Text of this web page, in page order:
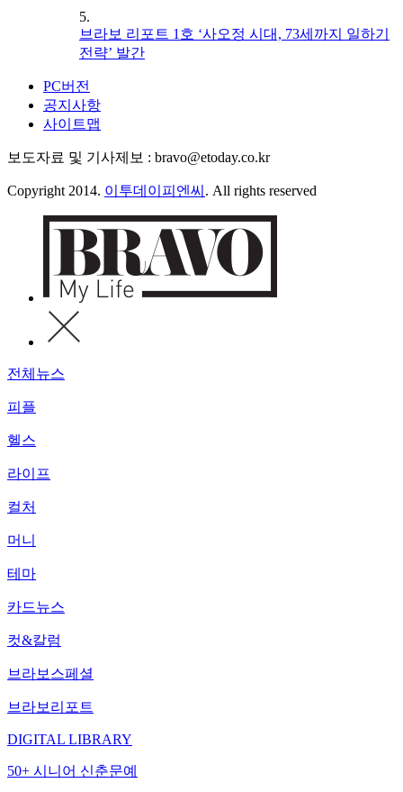
5.
브라보 리포트 1호 ‘사오정 시대, 73세까지 일하기
전략’ 발간
PC버전
공지사항
사이트맵
보도자료 및 기사제보 : bravo@etoday.co.kr
Copyright 2014. 이투데이피엔씨 . All rights reserved
전체뉴스
피플
헬스
라이프
컬처
머니
테마
카드뉴스
컷&칼럼
브라보스페셜
브라보리포트
DIGITAL LIBRARY
50+ 시니어 신춘문예